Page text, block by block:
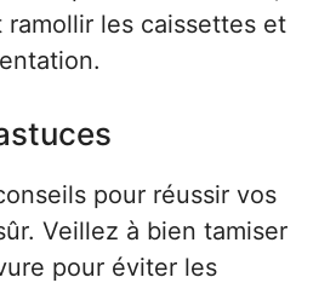
ramollir les caissettes et
pour réussir vos
Veillez à bien tamiser
pour éviter les